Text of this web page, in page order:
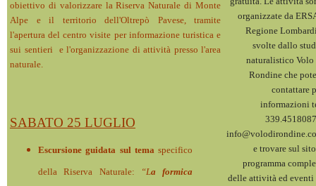
obiettivo di valorizzare laRiserva Naturale di Monte
Alpe e il territorio dell'Oltrepò Pavese, tramite
l'apertura del centro visite per informazione turistica e
sui sentieri e l'organizzazione di attività presso l'area
naturale.
SABATO 25 LUGLIO
Escursione guidata sul tema specifico
della Riserva Naturale: “La formica
organizzate da
Regione
svolte dallo
naturalistico Volo
Rondine che
contattare
informazioni
e trovare sul
programma
delle attività ed eventi